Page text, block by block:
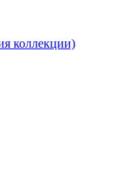
коллекции)